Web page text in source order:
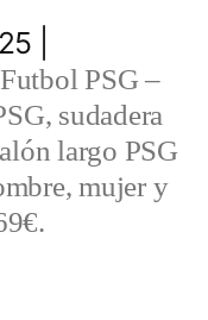
|
PSG –
sudadera
largo PSG
mujer y